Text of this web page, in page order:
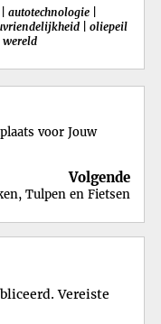
autotechnologie
oliepeil
wereld
voor Jouw
Volgende
Tulpen en Fietsen
Vereiste